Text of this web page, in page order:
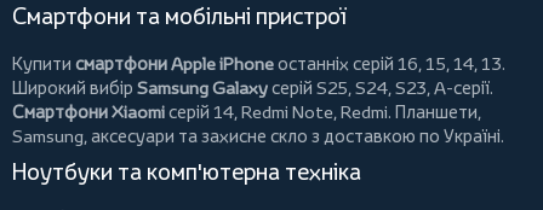
Смартфони та мобільні пристрої
Купити смартфони Apple iPhoneостанніх серій 16, 15, 14, 13.
Широкий вибір Samsung Galaxyсерій S25, S24, S23, A-серії.
Смартфони Xiaomiсерій 14, Redmi Note, Redmi. Планшети,
Samsung, аксесуари тазахисне скло з доставкою по Україні.
Ноутбуки та комп'ютерна техніка